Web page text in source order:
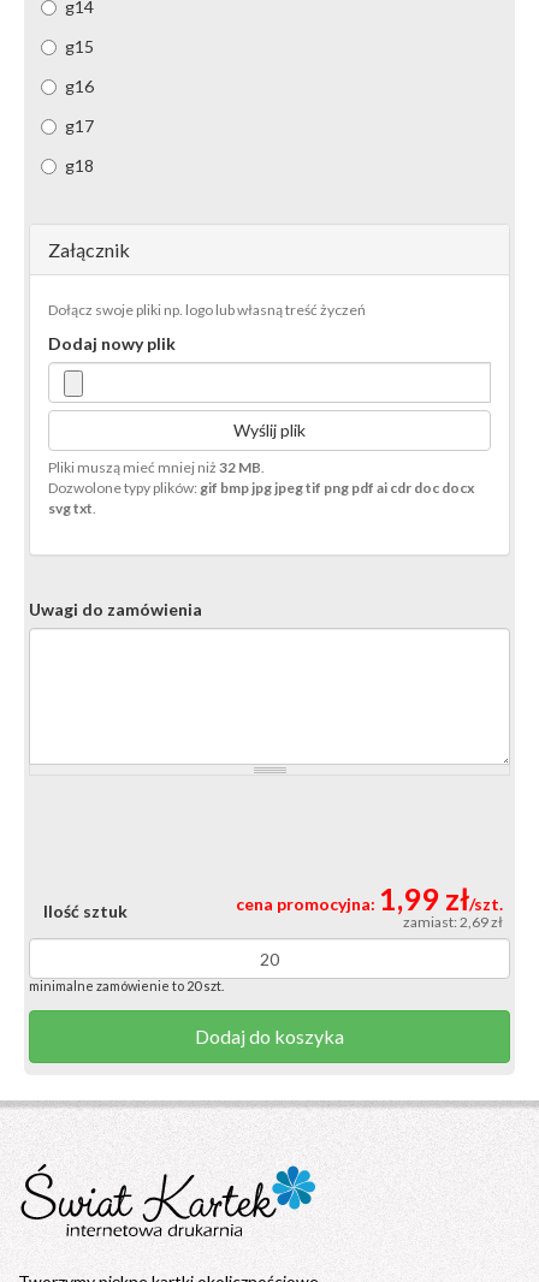
g14
g15
g16
g17
g18
Załącznik
Dołącz swoje pliki np. logo lub własną treść życzeń
Dodaj nowy plik
Wyślij plik
Pliki muszą mieć mniej niż32 MB.
Dozwolone typy plików:gif bmp jpg jpeg tif png pdf ai cdr doc docx
svg txt.
Uwagi do zamówienia
Ilość sztuk
minimalne zamówienie to 20 szt.
Dodaj do koszyka
cena promocyjna: 1,99 zł/szt.
zamiast: 2,69 zł